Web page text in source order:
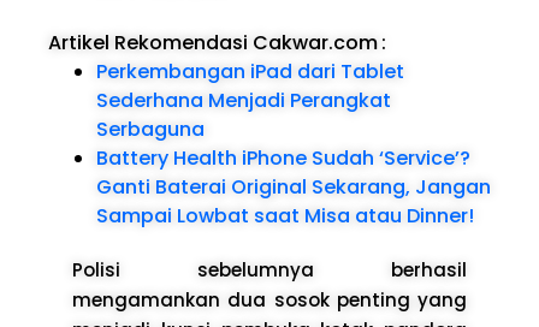
Artikel Rekomendasi Cakwar.com:
Perkembangan iPad dari Tablet
Sederhana Menjadi Perangkat
Serbaguna
Battery Health iPhone Sudah ‘Service’?
Ganti Baterai Original Sekarang, Jangan
Sampai Lowbat saat Misa atau Dinner!
Polisi sebelumnya berhasil
mengamankan dua sosok penting yang